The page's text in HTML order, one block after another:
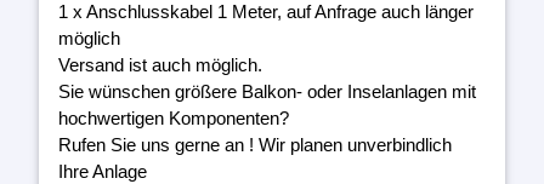
1 x Anschlusskabel 1 Meter, auf Anfrage auch länger
möglich
Versand ist auch möglich.
Sie wünschen größere Balkon- oder Inselanlagen mit
hochwertigen Komponenten?
Rufen Sie uns gerne an ! Wir planen unverbindlich
Ihre Anlage